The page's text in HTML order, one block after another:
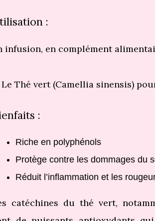
:
infusion, en complément
Le Thé vert (Camellia sinensis)
:
Riche en polyphénols
Protège contre les dommages du
Réduit l’inflammation et les
catéchines du thé vert,